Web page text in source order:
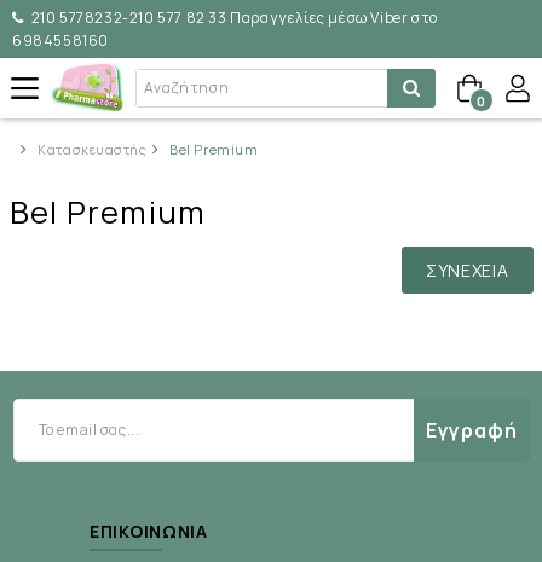
210 5778232-210 577 82 33 Παραγγελίες μέσω Viber στο
6984558160
0
Κατασκευαστής Bel Premium
Bel Premium
ΣΥΝΈΧΕΙΑ
Εγγραφή
ΕΠΙΚΟΙΝΩΝΊΑ